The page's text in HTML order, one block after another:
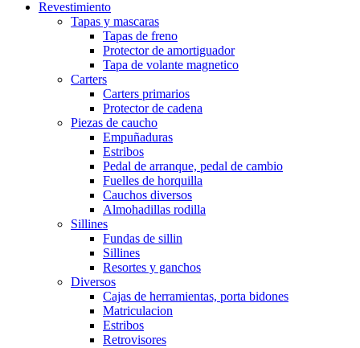
Revestimiento
Tapas y mascaras
Tapas de freno
Protector de amortiguador
Tapa de volante magnetico
Carters
Carters primarios
Protector de cadena
Piezas de caucho
Empuñaduras
Estribos
Pedal de arranque, pedal de cambio
Fuelles de horquilla
Cauchos diversos
Almohadillas rodilla
Sillines
Fundas de sillin
Sillines
Resortes y ganchos
Diversos
Cajas de herramientas, porta bidones
Matriculacion
Estribos
Retrovisores